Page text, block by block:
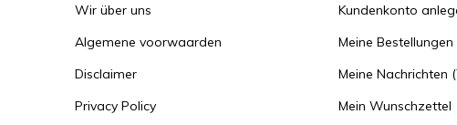
Wir über uns
Algemene voorwaarden
Disclaimer
Privacy Policy
Kundenkonto
Meine Bestellungen
Meine Nachrichten
Mein Wunschzettel